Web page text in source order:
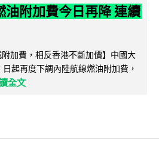
油附加費今日再降 連續
附加費，相反香港不斷加價】中國大
起再度下調內陸航線燃油附加費，
全文